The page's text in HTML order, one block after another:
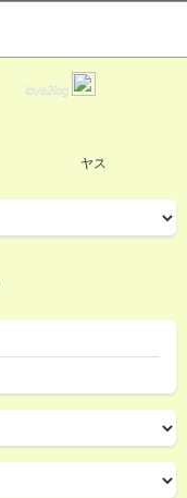
love2log
ヤス